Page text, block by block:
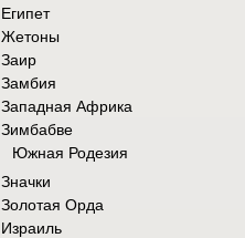
Египет
Жетоны
Заир
Замбия
Западная Африка
Зимбабве
Южная Родезия
Значки
Золотая Орда
Израиль